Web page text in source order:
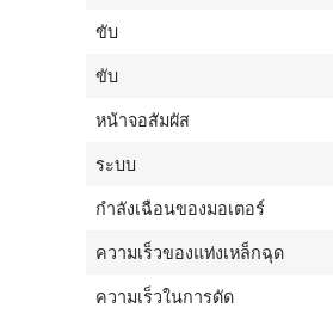
ขับ
ขับ
หน้าจอสัมผัส
ระบบ
กำลังเฉือนของมอเตอร์
ความเร็วของแท่งเหล็กฉุด
ความเร็วในการดัด